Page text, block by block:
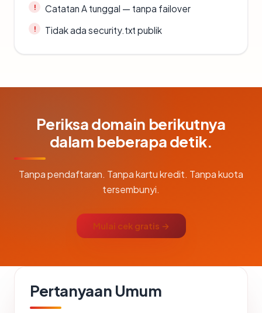
Catatan A tunggal — tanpa failover
Tidak ada security.txt publik
Periksa domain berikutnya
dalam beberapa detik.
Tanpa pendaftaran. Tanpa kartu kredit. Tanpa kuota
tersembunyi.
Mulai cek gratis →
Pertanyaan Umum